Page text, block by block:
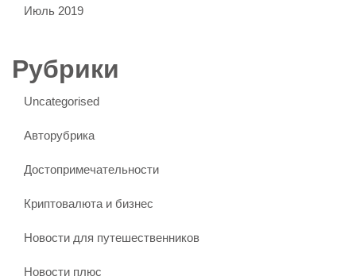
Июль 2019
Рубрики
Uncategorised
Авторубрика
Достопримечательности
Криптовалюта и бизнес
Новости для путешественников
Новости плюс